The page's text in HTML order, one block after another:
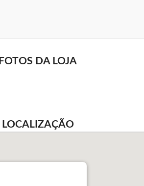
FOTOS DA LOJA
LOCALIZAÇÃO